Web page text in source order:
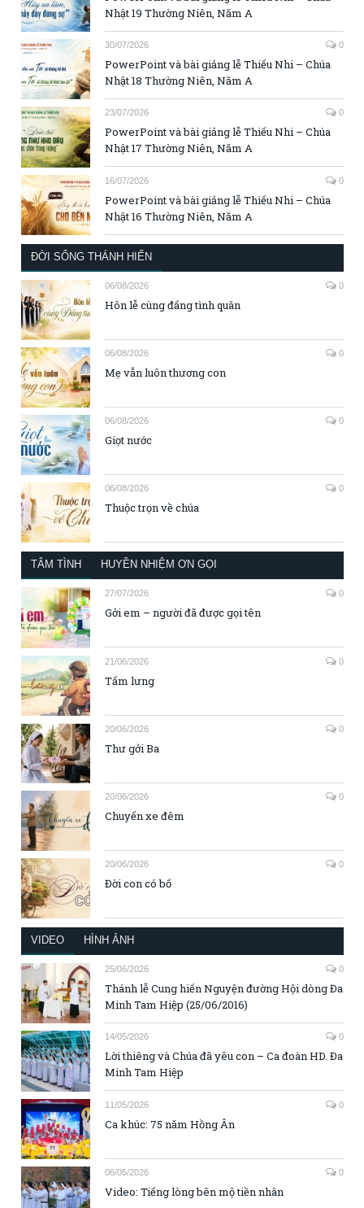
Nhật 19 Thường Niên, Năm A
30/07/2026 0
PowerPoint và bài giảng lễ Thiếu Nhi – Chúa
Nhật 18 Thường Niên, Năm A
23/07/2026 0
PowerPoint và bài giảng lễ Thiếu Nhi – Chúa
Nhật 17 Thường Niên, Năm A
16/07/2026 0
PowerPoint và bài giảng lễ Thiếu Nhi – Chúa
Nhật 16 Thường Niên, Năm A
ĐỜI SỐNG THÁNH HIẾN
06/08/2026 0
Hôn lễ cùng đấng tình quân
06/08/2026 0
Mẹ vẫn luôn thương con
06/08/2026 0
Giọt nước
06/08/2026 0
Thuộc trọn về chúa
TÂM TÌNH HUYỀN NHIỆM ƠN GỌI
27/07/2026 0
Gởi em – người đã được gọi tên
21/06/2026 0
Tấm lưng
20/06/2026 0
Thư gởi Ba
20/06/2026 0
Chuyến xe đêm
20/06/2026 0
Đời con có bố
VIDEO HÌNH ẢNH
25/06/2026 0
Thánh lễ Cung hiến Nguyện đường Hội dòng Đa
Minh Tam Hiệp (25/06/2016)
14/05/2026 0
Lời thiêng và Chúa đã yêu con – Ca đoàn HD. Đa
Minh Tam Hiệp
11/05/2026 0
Ca khúc: 75 năm Hồng Ân
06/05/2026 0
Video: Tiếng lòng bên mộ tiền nhân